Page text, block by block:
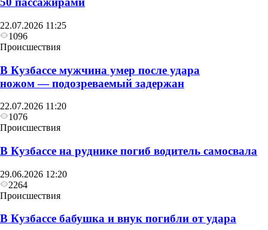
22.07.2026 11:25
1096
Происшествия
В Кузбассе мужчина умер после удара
ножом — подозреваемый задержан
22.07.2026 11:20
1076
Происшествия
В Кузбассе на руднике погиб водитель самосвала
29.06.2026 12:20
2264
Происшествия
В Кузбассе бабушка и внук погибли от удара